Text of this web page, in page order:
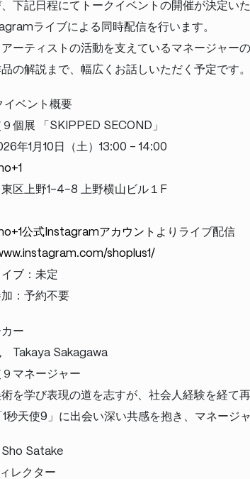
、下記日程にてトークイベントの開催が決定い
ライブによる同時配信を行います。
ーティストの活動を支えているマネージャー
の解説まで、幅広くお話しいただく予定です。
ベント概要
９個展 「SKIPPED SECOND」
年1月10日（土）13:00 – 14:00
東区上野1-4-8 上野横山ビル１F
公式Instagramアカウント よりライブ配信
shoplus1/
ブ：未定
：予約不要
ー
Takaya Sakagawa
９マネージャー
を学び表現の道を志すが、社会人経験を経て
秒天使9」に出会い深い共感を抱き、マネージ
Satake
レクター